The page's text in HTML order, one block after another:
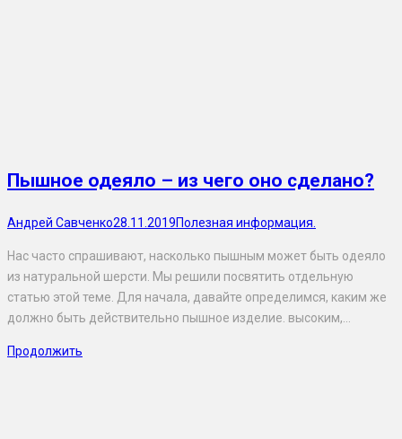
Пышное одеяло – из чего оно сделано?
Андрей Савченко28.11.2019Полезная информация.
Нас часто спрашивают, насколько пышным может быть одеяло
из натуральной шерсти. Мы решили посвятить отдельную
статью этой теме. Для начала, давайте определимся, каким же
должно быть действительно пышное изделие. высоким,…
Продолжить